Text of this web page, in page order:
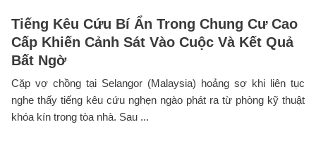
Tiếng Kêu Cứu Bí Ẩn Trong Chung Cư Cao
Cấp Khiến Cảnh Sát Vào Cuộc Và Kết Quả
Bất Ngờ
Cặp vợ chồng tại Selangor (Malaysia) hoảng sợ khi liên tục
nghe thấy tiếng kêu cứu nghẹn ngào phát ra từ phòng kỹ thuật
khóa kín trong tòa nhà. Sau ...